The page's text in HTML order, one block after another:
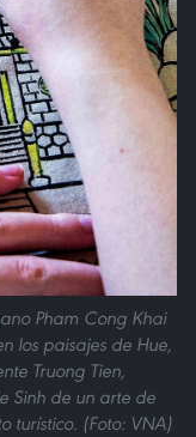
Pham Cong Khai
los paisajes de Hue,
Truong Tien,
Sinh de un arte de
turístico. (Foto: VNA)